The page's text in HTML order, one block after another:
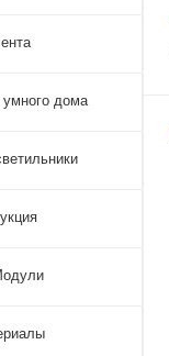
дома